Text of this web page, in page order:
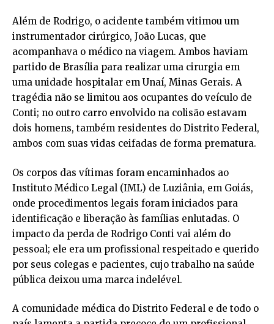
Além de Rodrigo, o acidente também vitimou um
instrumentador cirúrgico, João Lucas, que
acompanhava o médico na viagem. Ambos haviam
partido de Brasília para realizar uma cirurgia em
uma unidade hospitalar em Unaí, Minas Gerais. A
tragédia não se limitou aos ocupantes do veículo de
Conti; no outro carro envolvido na colisão estavam
dois homens, também residentes do Distrito Federal,
ambos com suas vidas ceifadas de forma prematura.
Os corpos das vítimas foram encaminhados ao
Instituto Médico Legal (IML) de Luziânia, em Goiás,
onde procedimentos legais foram iniciados para
identificação e liberação às famílias enlutadas. O
impacto da perda de Rodrigo Conti vai além do
pessoal; ele era um profissional respeitado e querido
por seus colegas e pacientes, cujo trabalho na saúde
pública deixou uma marca indelével.
A comunidade médica do Distrito Federal e de todo o